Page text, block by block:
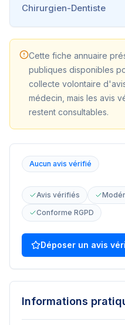
Chirurgien-Dentiste
Cette fiche annuaire
publiques disponibles
collecte volontaire
médecin, mais les avis
restent consultables.
Aucun avis vérifié
Avis vérifiés
Conforme RGPD
Déposer un avis
Informations